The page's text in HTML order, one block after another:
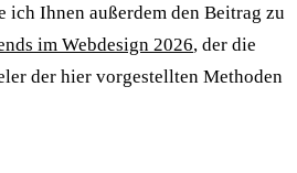
ich Ihnen außerdem den Beitrag zu
im Webdesign 2026, der die
der hier vorgestellten Methoden